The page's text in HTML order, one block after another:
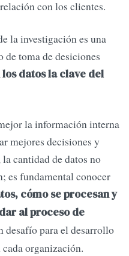
con los clientes.
la investigación es una
de toma de desiciones
los datos la clave del
la información interna
mejores decisiones y
cantidad de datos no
es fundamental conocer
cómo se procesan y
al proceso de
desafío para el desarrollo
organización.